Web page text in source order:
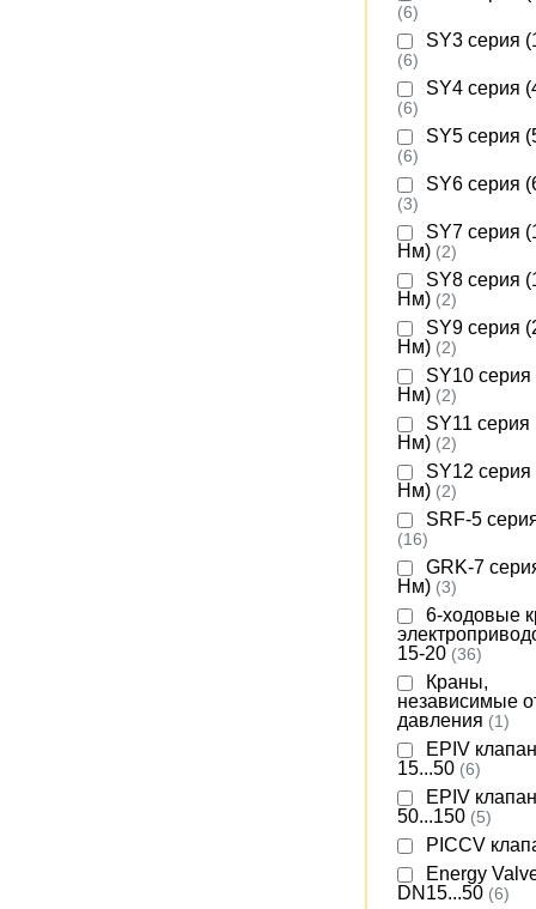
(6)
SY3 серия
(6)
SY4 серия
(6)
SY5 серия
(6)
SY6 серия
(3)
SY7 серия
Нм) (2)
SY8 серия
Нм) (2)
SY9 серия
Нм) (2)
SY10 серия
Нм) (2)
SY11 серия
Нм) (2)
SY12 серия
Нм) (2)
SRF-5
(16)
GRK-7
Нм) (3)
6-ходовые
15-20 (36)
Краны,
независимые
давления (1)
EPIV
15...50 (6)
EPIV
50...150 (5)
PICCV
Energy
DN15...50 (6)